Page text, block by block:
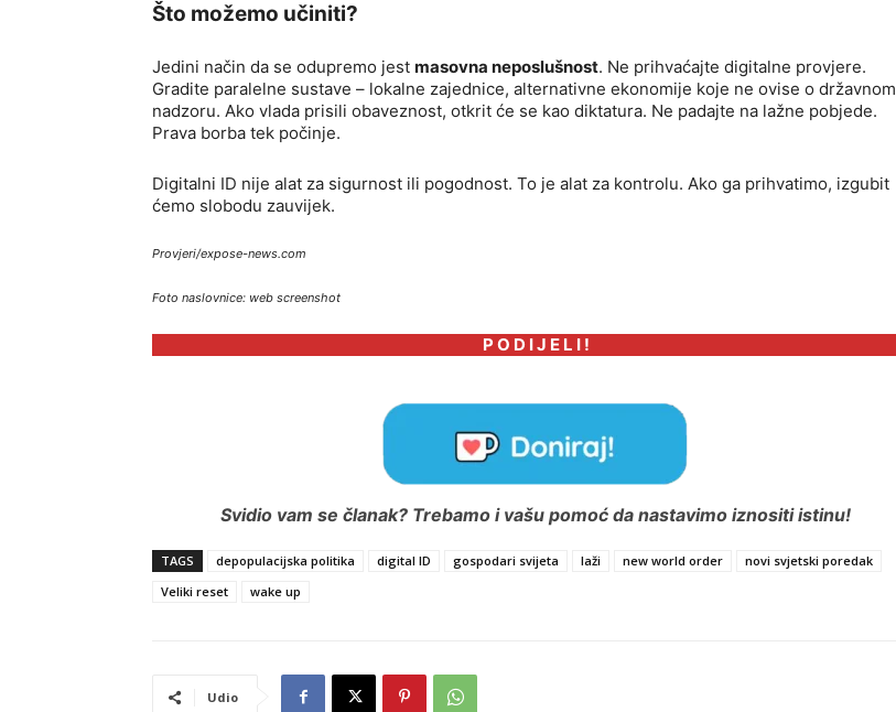
Što možemo učiniti?
Jedini način da se odupremo jest masovna neposlušnost. Ne prihvaćajte digitalne provjere.
Gradite paralelne sustave – lokalne zajednice, alternativne ekonomije koje ne ovise o državnom
nadzoru. Ako vlada prisili obaveznost, otkrit će se kao diktatura. Ne padajte na lažne pobjede.
Prava borba tek počinje.
Digitalni ID nije alat za sigurnost ili pogodnost. To je alat za kontrolu. Ako ga prihvatimo, izgubit
ćemo slobodu zauvijek.
Provjeri/expose-news.com
Foto naslovnice: web screenshot
P O D I J E L I !
Svidio vam se članak? Trebamo i vašu pomoć da nastavimo iznositi istinu!
TAGS depopulacijska politika digital ID gospodari svijeta laži new world order
novi svjetski poredak
Veliki reset
wake up
Udio